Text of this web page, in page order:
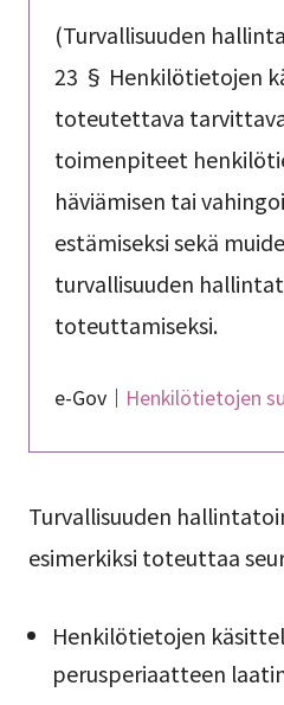
(Turvallisuuden
23 § Henkilötietojen
toteutettava
toimenpiteet
häviämisen tai
estämiseksi sekä
turvallisuuden
toteuttamiseksi.
e-Gov｜ Henkilötietojen
Turvallisuuden
esimerkiksi toteuttaa
Henkilötietojen
perusperiaatteen